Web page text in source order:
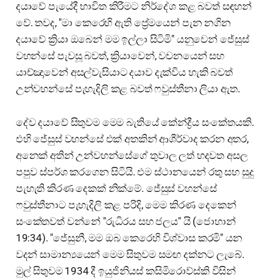
දයාවේ පැයේදී භාවිත කිරීමට නිර්දේශ කළ බවත් සඳහන්
වේ. තවද, "මා කෙරෙහි ඇති ප්‍රේමයෙන් පැන නගින
දයාවේ ක්‍රියා ඔබෙන් මම ඉල්ලා සිටිමි" යනුවෙන් ජේසුස්
වහන්සේ පැවසූ බවත්, ක්‍රියාවෙන්, වචනයෙන් සහ
යාච්ඤාවෙන් අසල්වැසියාට දයාව දැක්විය හැකි බවත්
උන්වහන්සේ පැහැදිලි කළ බවත් ෆවුස්තීනා ලියා ඇත.
දේව දයාවේ සිතුවම මෙම බැතියේ කේන්ද්‍රීය සංකේතයකි.
එහි ජේසුස් වහන්සේ එක් අතකින් ආශීර්වාද කරන අතර,
අනෙක් අතින් උන්වහන්සේගේ තුවාල ලත් හදවත අසල
පපුව ස්පර්ශ කරගෙන සිටියි. එම ස්ථානයෙන් රතු සහ සුදු
පැහැති කිරණ දෙකක් නික්මේ. ජේසුස් වහන්සේ
ෆවුස්තීනාට පැහැදිලි කළ පරිදි, මෙම කිරණ දෙකෙන්
සංකේතවත් වන්නේ "රුධිරය සහ ජලය" යි (ජොහාන්
19:34). "ජේසුනී, මම ඔබ කෙරෙහි විශ්වාස කරමි" යන
වදන් සාමාන්‍යයෙන් මෙම සිතුවම සමඟ දක්නට ලැබේ.
මුල් සිතුවම 1934 දී ඉයුජිනියස් කසිමිරොව්ස්කි විසින්